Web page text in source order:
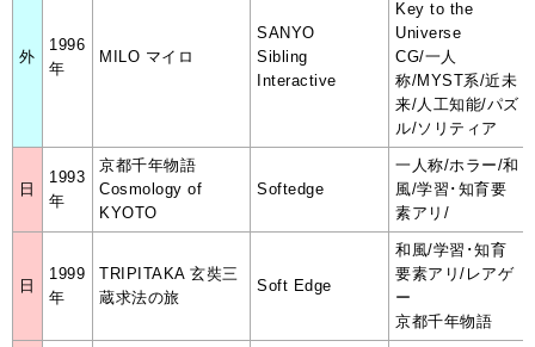
外
1996
年
MILO マイロ
SANYO
Sibling
Interactive
Key to the
Universe
CG/一人
称/MYST系/近未
来/人工知能/パズ
ル/ソリティア
日
1993
年
京都千年物語
Cosmology of
KYOTO
Softedge
一人称/ホラー/和
風/学習･知育要
素アリ/
日
1999
年
TRIPITAKA 玄奘三
蔵求法の旅
Soft Edge
和風/学習･知育
要素アリ/レアゲ
ー
京都千年物語